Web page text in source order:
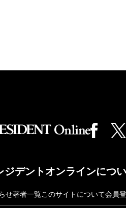
ジデントオンラインにつ
せ著者一覧このサイトについて会員